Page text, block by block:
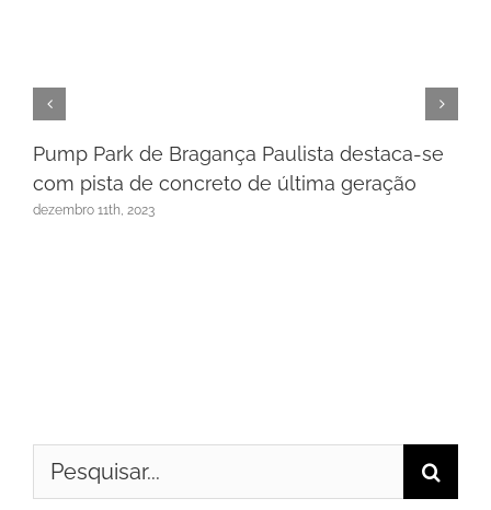
Pump Park de Bragança Paulista destaca-se
com pista de concreto de última geração
dezembro 11th, 2023
Buscar